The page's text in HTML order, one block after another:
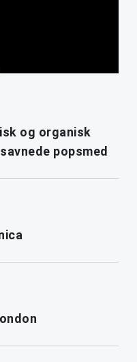
og organisk
popsmed